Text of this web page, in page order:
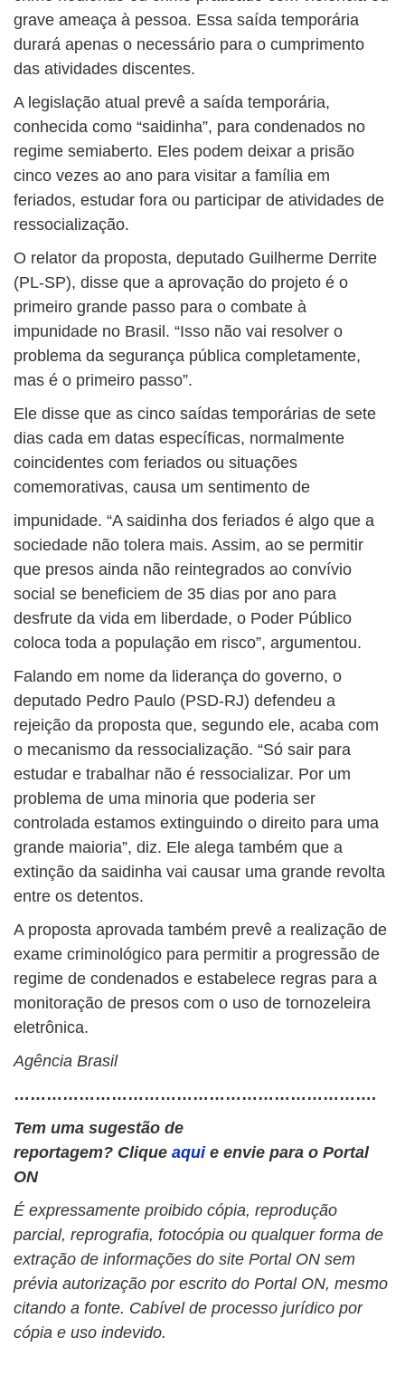
grave ameaça à pessoa. Essa saída temporária
durará apenas o necessário para o cumprimento
das atividades discentes.
A legislação atual prevê a saída temporária,
conhecida como “saidinha”, para condenados no
regime semiaberto. Eles podem deixar a prisão
cinco vezes ao ano para visitar a família em
feriados, estudar fora ou participar de atividades de
ressocialização.
O relator da proposta, deputado Guilherme Derrite
(PL-SP), disse que a aprovação do projeto é o
primeiro grande passo para o combate à
impunidade no Brasil. “Isso não vai resolver o
problema da segurança pública completamente,
mas é o primeiro passo”.
Ele disse que as cinco saídas temporárias de sete
dias cada em datas específicas, normalmente
coincidentes com feriados ou situações
comemorativas, causa um sentimento de
impunidade. “A saidinha dos feriados é algo que a
sociedade não tolera mais. Assim, ao se permitir
que presos ainda não reintegrados ao convívio
social se beneficiem de 35 dias por ano para
desfrute da vida em liberdade, o Poder Público
coloca toda a população em risco”, argumentou.
Falando em nome da liderança do governo, o
deputado Pedro Paulo (PSD-RJ) defendeu a
rejeição da proposta que, segundo ele, acaba com
o mecanismo da ressocialização. “Só sair para
estudar e trabalhar não é ressocializar. Por um
problema de uma minoria que poderia ser
controlada estamos extinguindo o direito para uma
grande maioria”, diz. Ele alega também que a
extinção da saidinha vai causar uma grande revolta
entre os detentos.
A proposta aprovada também prevê a realização de
exame criminológico para permitir a progressão de
regime de condenados e estabelece regras para a
monitoração de presos com o uso de tornozeleira
eletrônica.
Agência Brasil
………………………………………………………….
Tem uma sugestão de
reportagem? Clique aqui e envie para o Portal
ON
É expressamente proibido cópia, reprodução
parcial, reprografia, fotocópia ou qualquer forma de
extração de informações do site Portal ON sem
prévia autorização por escrito do Portal ON, mesmo
citando a fonte. Cabível de processo jurídico por
cópia e uso indevido.